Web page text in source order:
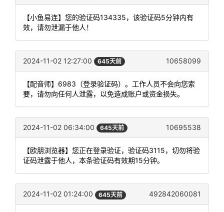
【小鱼易连】您的验证码134335，该验证码5分钟内有
效，请勿泄漏于他人！
2024-11-02 12:27:00 645天前 10658099
【配音师】6983（登录验证码）。工作人员不会向您索
要，请勿向任何人泄露，以免造成账户或资金损失。
2024-11-02 06:34:00 645天前 10695538
【欧朋浏览器】您正在登录验证，验证码3115，切勿将验
证码泄露于他人，本条验证码有效期15分钟。
2024-11-02 01:24:00 645天前 492842060081